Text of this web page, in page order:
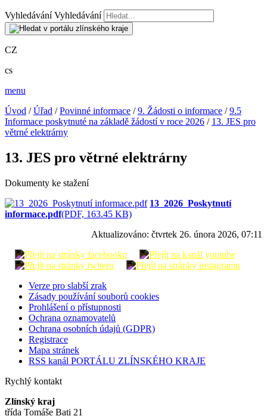
Vyhledávání Vyhledávání
CZ
cs
menu
Úvod /Úřad /Povinné informace /9. Žádosti o informace /9.5
Informace poskytnuté na základě žádostí v roce 2026 / 13. JES pro
větrné elektrárny
13. JES pro větrné elektrárny
Dokumenty ke stažení
13_2026_Poskytnutí
informace.pdf(PDF, 163.45 KB)
Aktualizováno: čtvrtek 26. února 2026, 07:11
Verze pro slabší zrak
Zásady používání souborů cookies
Prohlášení o přístupnosti
Ochrana oznamovatelů
Ochrana osobních údajů (GDPR)
Registrace
Mapa stránek
RSS kanál PORTÁLU ZLÍNSKÉHO KRAJE
Rychlý kontakt
Zlínský kraj
třída Tomáše Bati 21